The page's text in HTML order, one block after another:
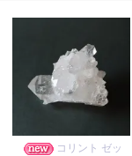
コリント ゼッ